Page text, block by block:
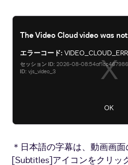
modal
window.
The Video Cloud video was
エラーコード:
セッション ID: 2026-08-
ID: vjs_video_3
OK
＊日本語の字幕は、動画画
[Subtitles]アイコンをクリッ